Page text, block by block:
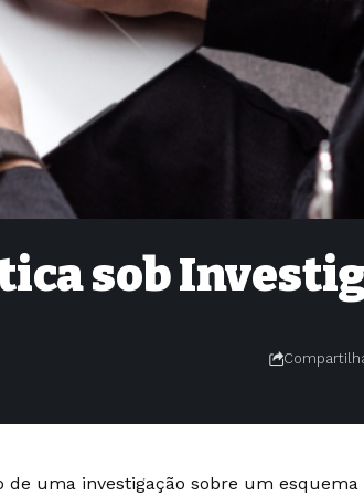
sob
uma investigação sobre um esquema